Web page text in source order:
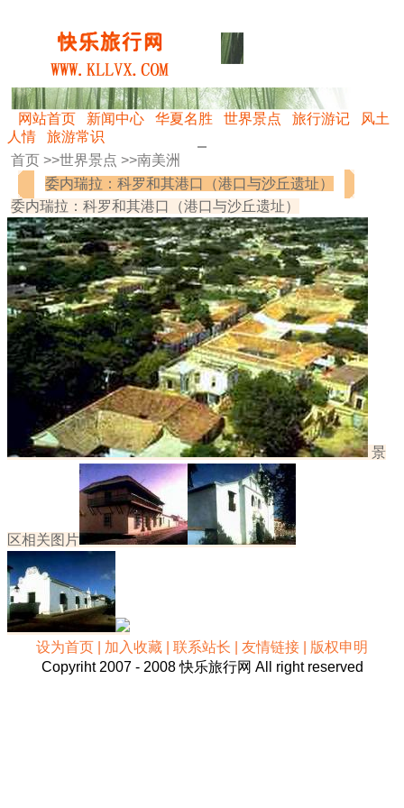
网站首页 新闻中心 华夏名胜 世界景点 旅行游记
风土
人情
旅游常识
首页 >>世界景点 >>南美洲
委内瑞拉：科罗和其港口（港口与沙丘遗址）
委内瑞拉：科罗和其港口（港口与沙丘遗址）
景
区相关图片
设为首页 | 加入收藏 | 联系站长 | 友情链接 | 版权申明
Copyriht 2007 - 2008 快乐旅行网 All right reserved